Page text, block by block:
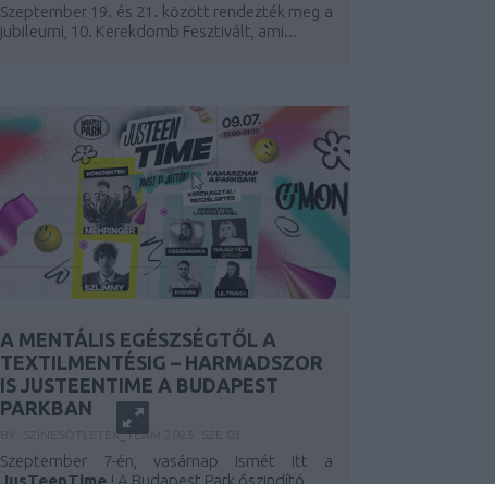
Szeptember 19. és 21. között rendezték meg a
jubileumi, 10. Kerekdomb Fesztivált, ami...
A MENTÁLIS EGÉSZSÉGTŐL A
TEXTILMENTÉSIG – HARMADSZOR
IS JUSTEENTIME A BUDAPEST
PARKBAN
SZÍNESÖTLETEK_TEAM
Szeptember 7-én, vasárnap ismét itt a
JusTeenTime ! A Budapest Park őszindító...